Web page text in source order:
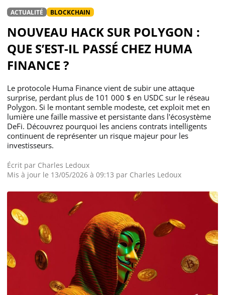
ACTUALITÉ BLOCKCHAIN
NOUVEAU HACK SUR POLYGON :
QUE S’EST-IL PASSÉ CHEZ HUMA
FINANCE ?
Le protocole Huma Finance vient de subir une attaque
surprise, perdant plus de 101 000 $ en USDC sur le réseau
Polygon. Si le montant semble modeste, cet exploit met en
lumière une faille massive et persistante dans l'écosystème
DeFi. Découvrez pourquoi les anciens contrats intelligents
continuent de représenter un risque majeur pour les
investisseurs.
Écrit par Charles Ledoux
Mis à jour le 13/05/2026 à 09:13 par Charles Ledoux